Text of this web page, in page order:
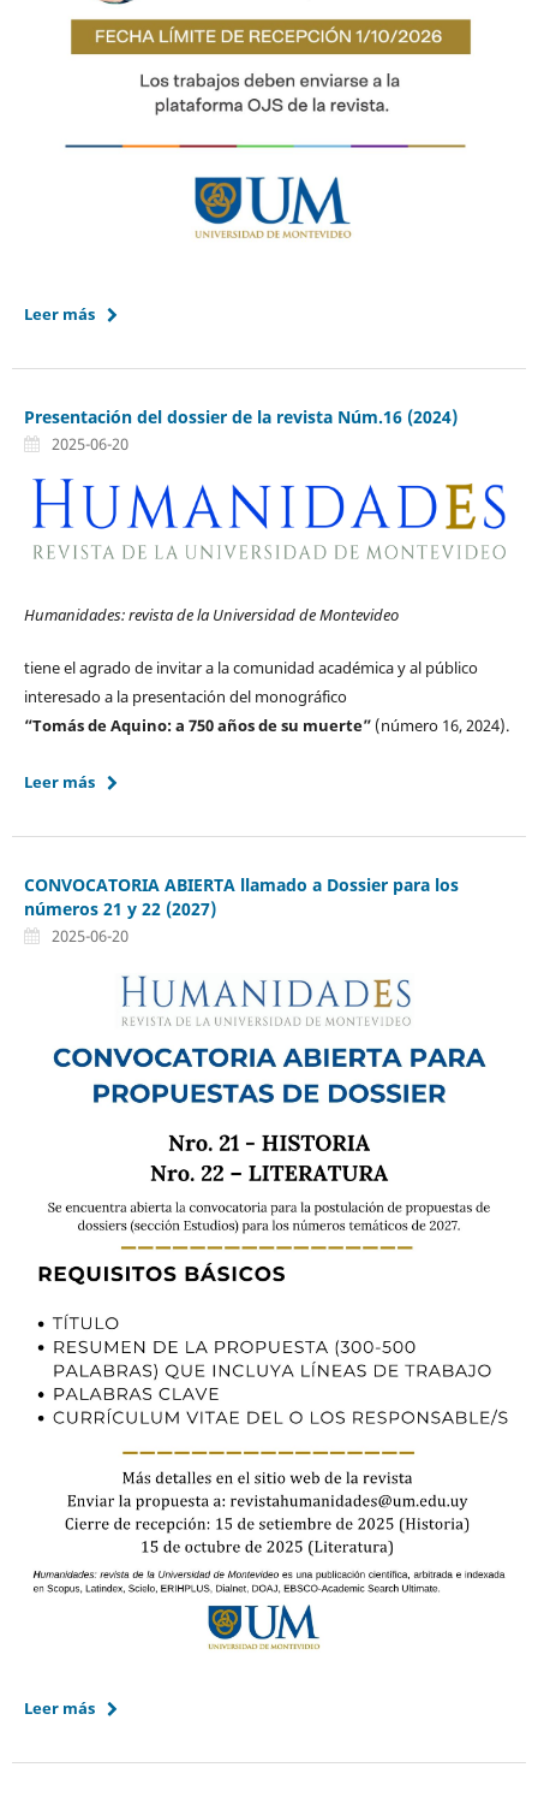
Leer más
Presentación del dossier de la revista Núm.16 (2024)
2025-06-20
Humanidades: revista de la Universidad de Montevideo
tiene el agrado de invitar a la comunidad académica y al público
interesado a la presentación del monográfico
“Tomás de Aquino: a 750 años de su muerte”(número 16, 2024).
Leer más
CONVOCATORIA ABIERTA llamado a Dossier para los
números 21 y 22 (2027)
2025-06-20
Leer más